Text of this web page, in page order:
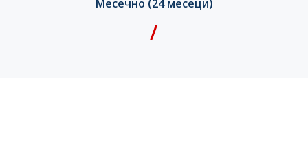
Месечно (24 месеци)
/